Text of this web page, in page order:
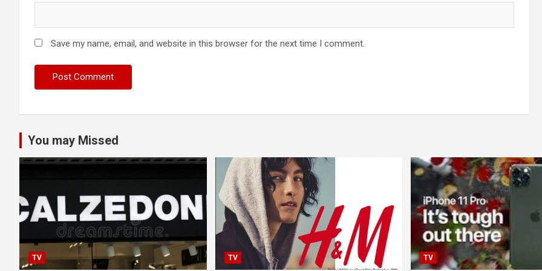
Save my name, email, and website in this browser for the next time I comment.
You may Missed
TV TV TV